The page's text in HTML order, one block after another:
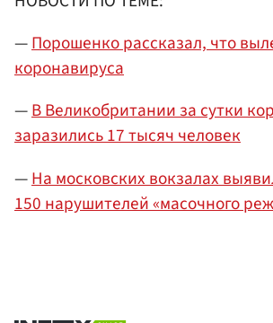
—Порошенко рассказал, что
коронавируса
—В Великобритании за сутки
заразились 17 тысяч человек
—На московских вокзалах
150 нарушителей «масочного